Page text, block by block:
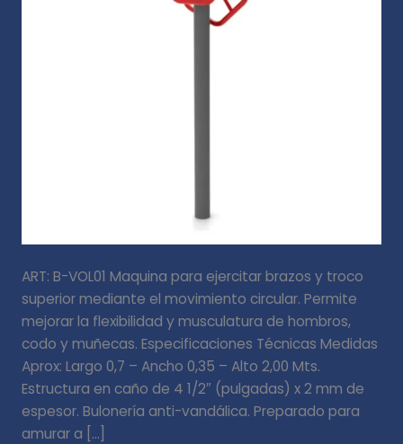
ART: B-VOL01 Maquina para ejercitar brazos y troco
superior mediante el movimiento circular. Permite
mejorar la flexibilidad y musculatura de hombros,
codo y muñecas. Especificaciones Técnicas Medidas
Aprox: Largo 0,7 – Ancho 0,35 – Alto 2,00 Mts.
Estructura en caño de 4 1/2″ (pulgadas) x 2 mm de
espesor. Bulonería anti-vandálica. Preparado para
amurar a […]